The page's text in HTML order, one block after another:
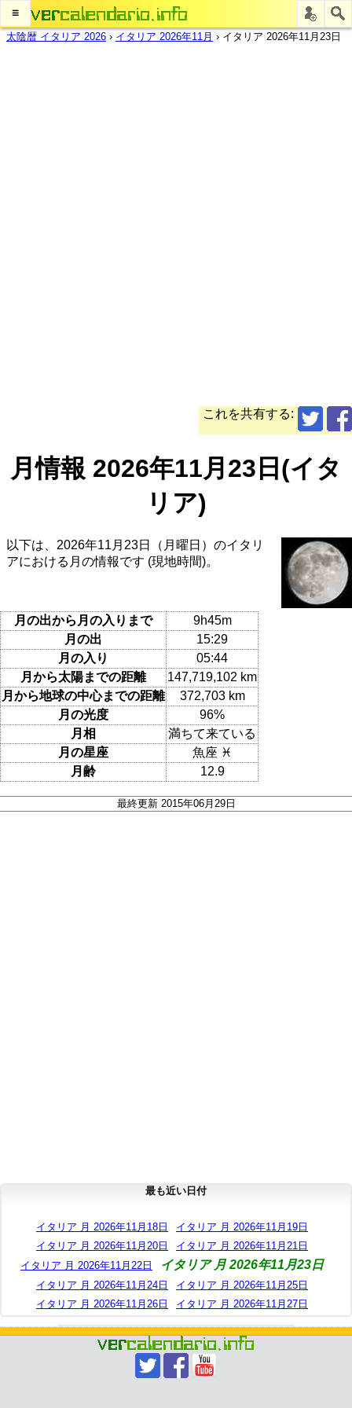
≡
太陰暦 イタリア 2026 › イタリア 2026年11月 › イタリア 2026年11月23日
これを共有する:
月情報 2026年11月23日(イタ
リア)
以下は、2026年11月23日（月曜日）のイタリ
アにおける月の情報です (現地時間)。
月の出から月の入りまで
9h45m
月の出
15:29
月の入り
05:44
月から太陽までの距離
147,719,102 km
月から地球の中心までの距離
372,703 km
月の光度
96%
月相
満ちて来ている
月の星座
魚座 ♓
月齢
12.9
最終更新 2015年06月29日
最も近い日付
イタリア 月 2026年11月18日
イタリア 月 2026年11月19日
イタリア 月 2026年11月20日
イタリア 月 2026年11月21日
イタリア 月 2026年11月22日
イタリア 月 2026年11月23日
イタリア 月 2026年11月24日
イタリア 月 2026年11月25日
イタリア 月 2026年11月26日
イタリア 月 2026年11月27日